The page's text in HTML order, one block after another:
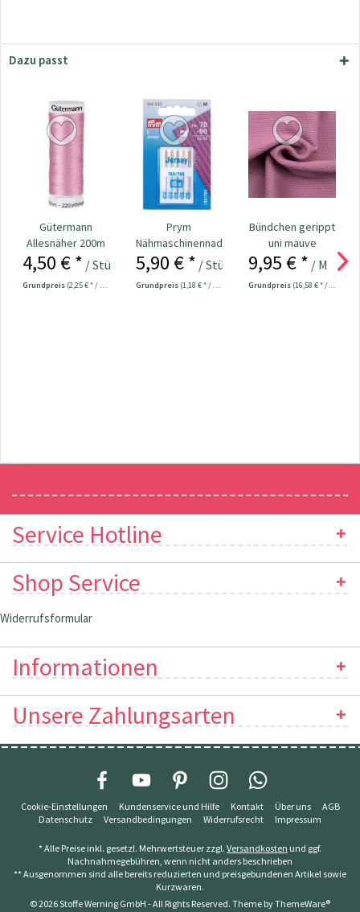
Dazu passt
Gütermann
Allesnäher 200m
Fb. 211 - lachs
4,50 € * / Stück
Grundpreis (2,25 € * / 100 Meter)
Prym
Nähmaschinennadeln
130/705 Jersey
5,90 € * / Stück
Grundpreis (1,18 € * / 1 Stück)
Bündchen gerippt
uni mauve
9,95 € * / Meter
Grundpreis (16,58 € * / 1 m²)
Service Hotline
Shop Service
Widerrufsformular
Informationen
Unsere Zahlungsarten
Cookie-Einstellungen Kundenservice und Hilfe Kontakt Über uns
AGB
Datenschutz
Versandbedingungen Widerrufsrecht Impressum
* Alle Preise inkl. gesetzl. Mehrwertsteuer zzgl. Versandkosten und ggf.
Nachnahmegebühren, wenn nicht anders beschrieben
** Ausgenommen sind alle bereits reduzierten und preisgebundenen Artikel sowie
Kurzwaren.
© 2026 Stoffe Werning GmbH - All Rights Reserved. Theme byThemeWare®